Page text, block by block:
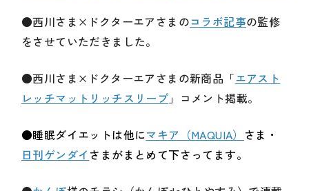
●西川さま×ドクターエアさまのコラボ記事の監修
をさせていただきました。
●西川さま×ドクターエアさまの新商品「エアスト
レッチマットリッチスリープ 」コメント掲載。
●睡眠ダイエットは他にマキア（MAQUIA） さま・
日刊ゲンダイ さまがまとめて下さってます。